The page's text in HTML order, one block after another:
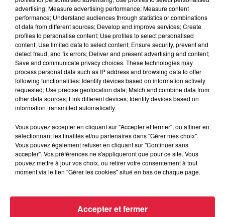
À Hoerdt, de l’eau brune sort des robinets
Depuis plusieurs jours, des habitants de Hoerdt ont vu de
l’eau brune s’écouler de leurs robinets. Face aux
advertising; Measure advertising performance; Measure content
performance; Understand audiences through statistics or combinations
of data from different sources; Develop and improve services; Create
profiles to personalise content; Use profiles to select personalised
content; Use limited data to select content; Ensure security, prevent and
detect fraud, and fix errors; Deliver and present advertising and content;
Save and communicate privacy choices. These technologies may
process personal data such as IP address and browsing data to offer
following functionalities: Identify devices based on information actively
requested; Use precise geolocation data; Match and combine data from
other data sources; Link different devices; Identify devices based on
information transmitted automatically.
Vous pouvez accepter en cliquant sur "Accepter et fermer", ou affiner en
sélectionnant les finalités et/ou partenaires dans "Gérer mes choix".
Vous pouvez également refuser en cliquant sur "Continuer sans
accepter". Vos préférences ne s'appliqueront que pour ce site. Vous
pouvez mettre à jour vos choix, ou retirer votre consentement à tout
moment via le lien "Gérer les cookies" situé en bas de chaque page.
Accepter et fermer